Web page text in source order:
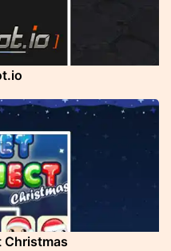
Christmas